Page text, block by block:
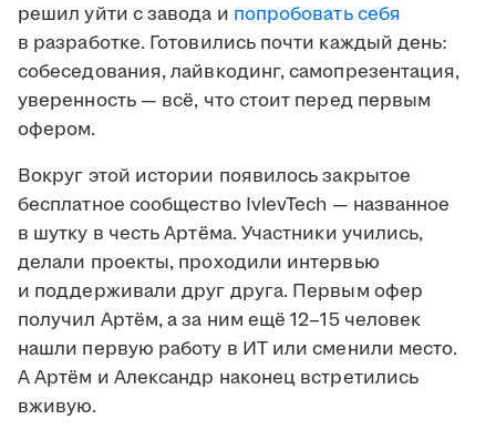
решил уйти с завода и попробовать себя
в разработке. Готовились почти каждый день:
собеседования, лайвкодинг, самопрезентация,
уверенность — всё, что стоит перед первым
офером.
Вокруг этой истории появилось закрытое
бесплатное сообщество IvlevTech — названное
в шутку в честь Артёма. Участники учились,
делали проекты, проходили интервью
и поддерживали друг друга. Первым офер
получил Артём, а за ним ещё 12–15 человек
нашли первую работу в ИТ или сменили место.
А Артём и Александр наконец встретились
вживую.